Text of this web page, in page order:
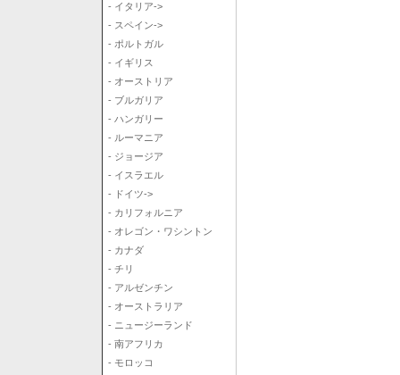
- イタリア->
- スペイン->
- ポルトガル
- イギリス
- オーストリア
- ブルガリア
- ハンガリー
- ルーマニア
- ジョージア
- イスラエル
- ドイツ->
- カリフォルニア
- オレゴン・ワシントン
- カナダ
- チリ
- アルゼンチン
- オーストラリア
- ニュージーランド
- 南アフリカ
- モロッコ